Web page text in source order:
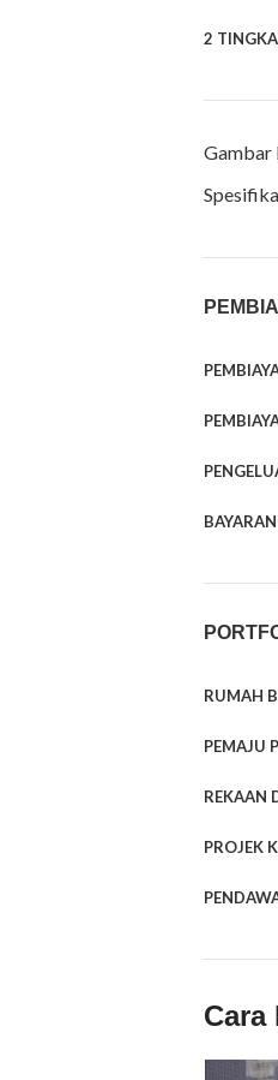
2
Gambar
RUMAH
PEMAJU
REKAAN
PROJEK
Cara